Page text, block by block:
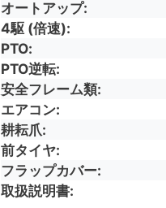
オートアップ
4駆 (倍速)
PTO
PTO逆転
安全フレーム類
エアコン
耕耘爪
前タイヤ
フラップカバー
取扱説明書